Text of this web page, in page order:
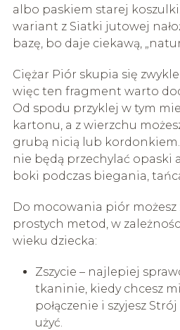
albo paskiem starej
wariant z Siatki jutowej
bazę, bo daje ciekawą,
Ciężar Piór skupia się
więc ten fragment warto
Od spodu przyklej w tym
kartonu, a z wierzchu
grubą nicią lub
nie będą przechylać opaski
boki podczas biegania,
Do mocowania piór możesz
prostych metod, w
wieku dziecka:
Zszycie – najlepiej
tkaninie, kiedy chcesz
połączenie i szyjesz
użyć.